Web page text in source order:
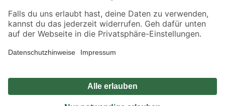
Alle Preisangaben in EUR inkl. gesetzl. MwSt.. Die dargestellten Angebote sind unter
Umständen nicht in allen Märkten verfügbar. Die angegebenen Verfügbarkeiten beziehen
Produkte nur solange der Vorrat reicht.
*Paketversand ab 59 € versandkostenfrei, gilt nicht für Artikel mit Speditionsversand, hier
Privatsphäre Impressum
Nutzungsbedingungen
Widerrufsrecht
Vertrag widerrufen